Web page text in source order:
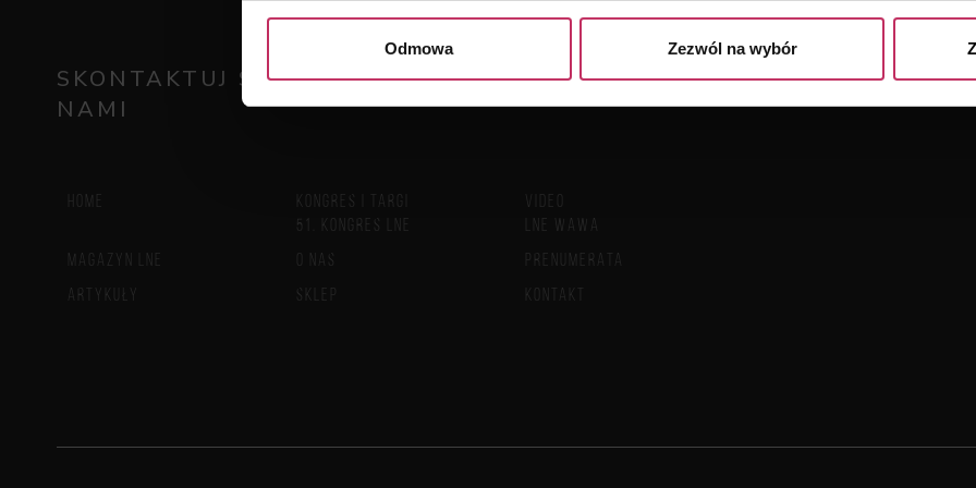
Odmowa Zezwól na wybór
SKONTAKTUJ SIĘ Z
NAMI
KONGRES I TARGI
51. KONGRES LNE
LNE WAWA
VIDEO
MAGAZYN LNE O NAS
PRENUMERATA
ARTYKUŁY
SKLEP